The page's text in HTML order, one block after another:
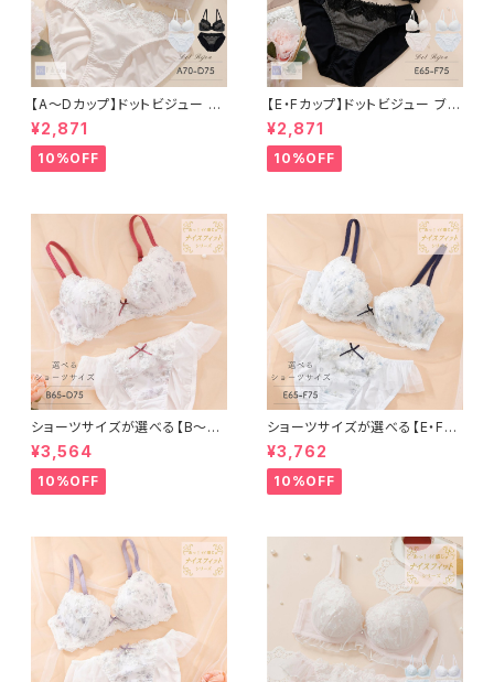
【A〜Dカップ】ドットビジュー ブ
ラ＆ショーツ
¥2,871
10%OFF
【E・Fカップ】ドットビジュー ブラ
＆ショーツ
¥2,871
10%OFF
ショーツサイズが選べる【B〜D】
セレナーデ ブラ＆ショーツ
¥3,564
10%OFF
ショーツサイズが選べる【E・F】
セレナーデ ブラ＆ショーツセット
¥3,762
10%OFF